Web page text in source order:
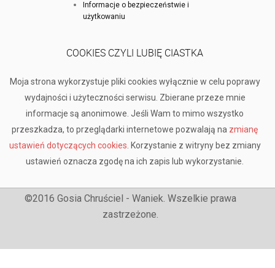
Informacje o bezpieczeństwie i
użytkowaniu
COOKIES CZYLI LUBIĘ CIASTKA
Moja strona wykorzystuje pliki cookies wyłącznie w celu poprawy
wydajności i użyteczności serwisu. Zbierane przeze mnie
informacje są anonimowe. Jeśli Wam to mimo wszystko
przeszkadza, to przeglądarki internetowe pozwalają na zmianę
ustawień dotyczących cookies . Korzystanie z witryny bez zmiany
ustawień oznacza zgodę na ich zapis lub wykorzystanie.
©2016 Gosia Chruściel - Waniek. Wszelkie prawa
zastrzeżone.